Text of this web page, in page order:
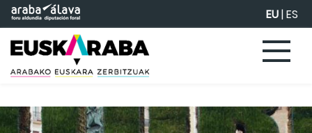
Eduki nagusira joan EU|ES